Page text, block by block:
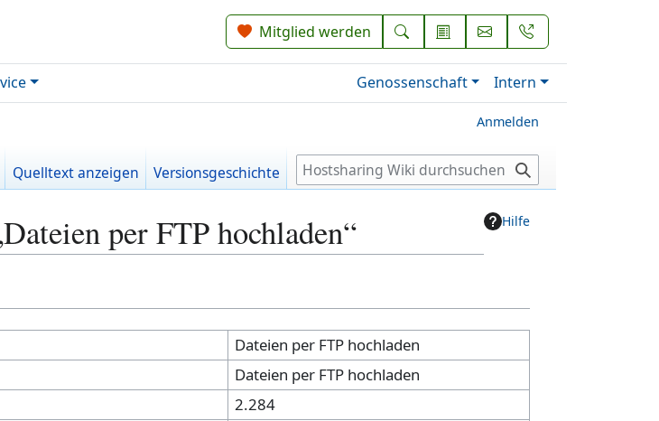
Mitglied werden
Genossenschaft Intern
Hilfe
per FTP hochladen“
Dateien per FTP hochladen
Dateien per FTP hochladen
2.284
Anmelden
Quelltext anzeigen Versionsgeschichte
S
u
c
h